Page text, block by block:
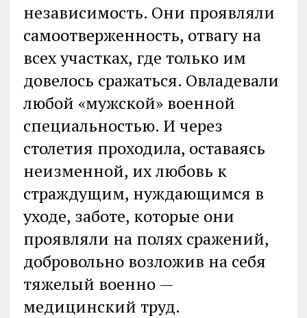
независимость. Они проявляли
самоотверженность, отвагу на
всех участках, где только им
довелось сражаться. Овладевали
любой «мужской» военной
специальностью. И через
столетия проходила, оставаясь
неизменной, их любовь к
страждущим, нуждающимся в
уходе, заботе, которые они
проявляли на полях сражений,
добровольно возложив на себя
тяжелый военно —
медицинский труд.